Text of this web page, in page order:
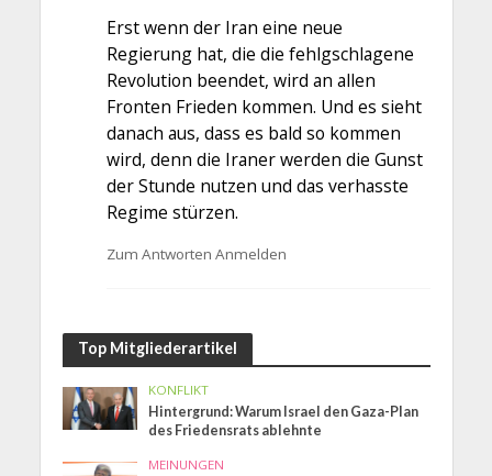
Erst wenn der Iran eine neue
Regierung hat, die die fehlgschlagene
Revolution beendet, wird an allen
Fronten Frieden kommen. Und es sieht
danach aus, dass es bald so kommen
wird, denn die Iraner werden die Gunst
der Stunde nutzen und das verhasste
Regime stürzen.
Zum Antworten Anmelden
Top Mitgliederartikel
KONFLIKT
Hintergrund: Warum Israel den Gaza-Plan
des Friedensrats ablehnte
MEINUNGEN